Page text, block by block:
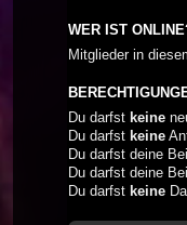
WER IST
Mitglieder in
Du darfst keine
Du darfst keine
Du darfst deine
Du darfst deine
Du darfst keine